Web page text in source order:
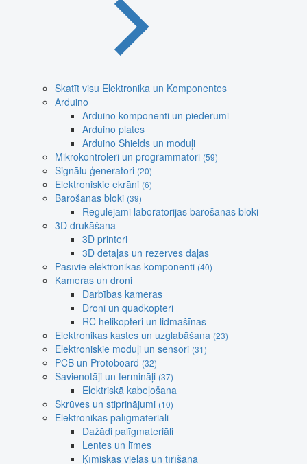
Skatīt visu Elektronika un Komponentes
Arduino
Arduino komponenti un piederumi
Arduino plates
Arduino Shields un moduļi
Mikrokontroleri un programmatori (59)
Signālu ģeneratori (20)
Elektroniskie ekrāni (6)
Barošanas bloki (39)
Regulējami laboratorijas barošanas bloki
3D drukāšana
3D printeri
3D detaļas un rezerves daļas
Pasīvie elektronikas komponenti (40)
Kameras un droni
Darbības kameras
Droni un quadkopteri
RC helikopteri un lidmašīnas
Elektronikas kastes un uzglabāšana (23)
Elektroniskie moduļi un sensori (31)
PCB un Protoboard (32)
Savienotāji un termināļi (37)
Elektriskā kabeļošana
Skrūves un stiprinājumi (10)
Elektronikas palīgmateriāli
Dažādi palīgmateriāli
Lentes un līmes
Ķīmiskās vielas un tīrīšana